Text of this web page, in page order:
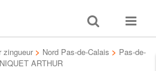
Toggle
search
Toggle
zingueur > Nord Pas-de-Calais > Pas-de-
ARTHUR